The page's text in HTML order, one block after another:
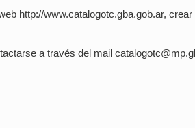
http://www.catalogotc.gba.gob.ar,
a través del mail